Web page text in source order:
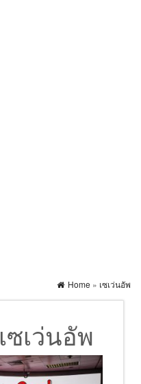
Home » เซเว่นอัพ
เซเว่นอัพ